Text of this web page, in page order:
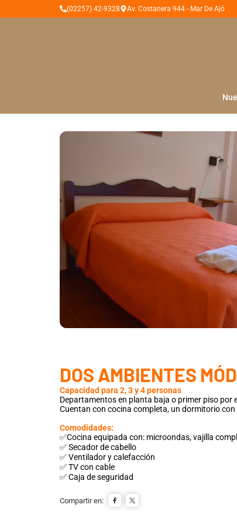
(02257) 42-9328 Av. Costanera 944 - Mar De Ajó
DOS AMBIENTES
Capacidad para 2, 3 y 4 personas
Departamentos en planta baja o primer piso por
Cuentan con cocina completa, un dormitorio
Comodidades:
✅Cocina equipada con: microondas, vajilla
✅ Secador de cabello
✅ Ventilador y calefacción
✅ TV con cable
✅ Caja de seguridad
Compartir en: